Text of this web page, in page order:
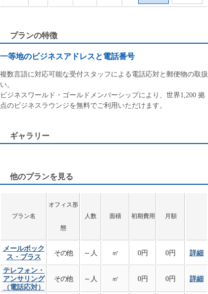
プランの特徴
一等地のビジネスアドレスと電話番号
複数言語に対応可能な受付スタッフによる電話応対と郵便物の取扱
い。
ビジネスワールド・ゴールドメンバーシップにより、世界1,200 拠
点のビジネスラウンジを無料でご利用いただけます。
ギャラリー
他のプランを見る
プラン名
オフィス形
態
人数 面積 初期費用 月額
メールボック
ス・プラス
その他 ～人 ㎡ 0円 0円 詳細
テレフォン・
アンサリング
（電話応対）
その他 ～人 ㎡ 0円 0円 詳細